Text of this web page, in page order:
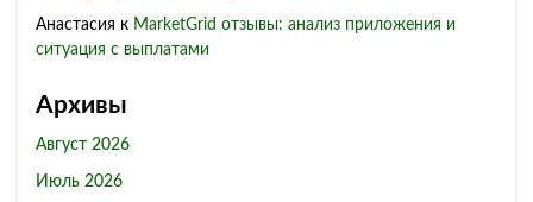
Анастасия к MarketGrid отзывы: анализ приложения и
ситуация с выплатами
Архивы
Август 2026
Июль 2026